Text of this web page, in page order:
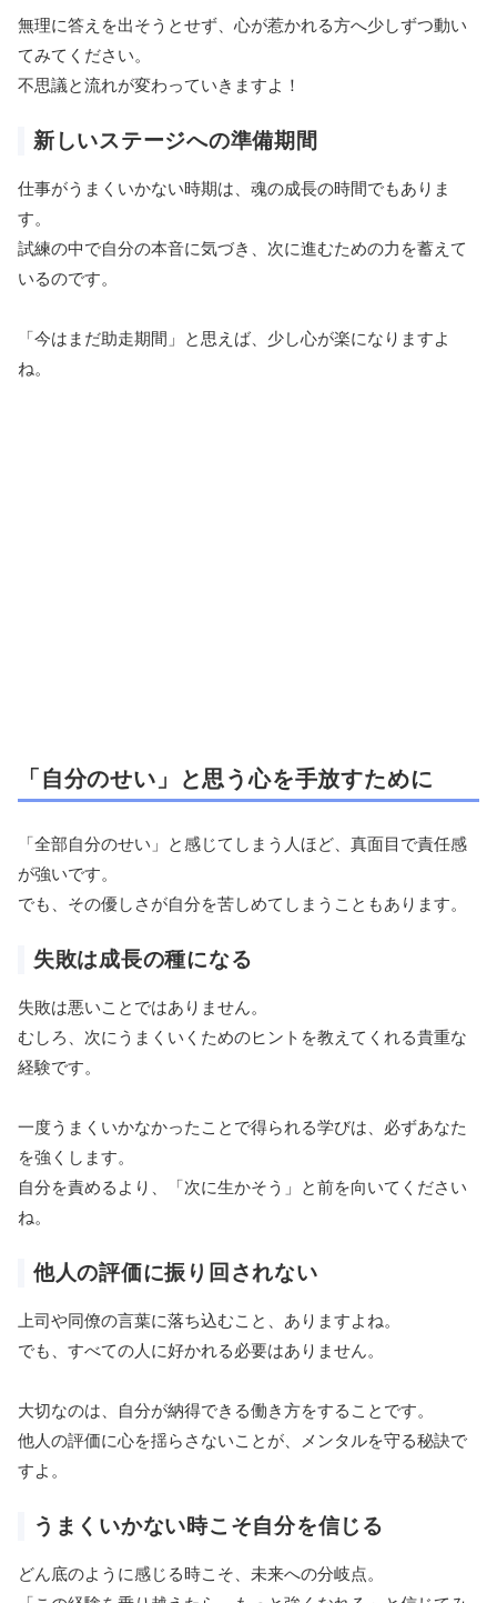
無理に答えを出そうとせず、心が惹かれる方へ少しずつ動い
てみてください。
不思議と流れが変わっていきますよ！
新しいステージへの準備期間
仕事がうまくいかない時期は、魂の成長の時間でもありま
す。
試練の中で自分の本音に気づき、次に進むための力を蓄えて
いるのです。
「今はまだ助走期間」と思えば、少し心が楽になりますよ
ね。
「自分のせい」と思う心を手放すために
「全部自分のせい」と感じてしまう人ほど、真面目で責任感
が強いです。
でも、その優しさが自分を苦しめてしまうこともあります。
失敗は成長の種になる
失敗は悪いことではありません。
むしろ、次にうまくいくためのヒントを教えてくれる貴重な
経験です。
一度うまくいかなかったことで得られる学びは、必ずあなた
を強くします。
自分を責めるより、「次に生かそう」と前を向いてください
ね。
他人の評価に振り回されない
上司や同僚の言葉に落ち込むこと、ありますよね。
でも、すべての人に好かれる必要はありません。
大切なのは、自分が納得できる働き方をすることです。
他人の評価に心を揺らさないことが、メンタルを守る秘訣で
すよ。
うまくいかない時こそ自分を信じる
どん底のように感じる時こそ、未来への分岐点。